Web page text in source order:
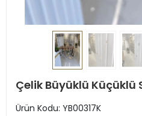
Çelik Büyüklü Küçüklü
Ürün Kodu: YB00317K